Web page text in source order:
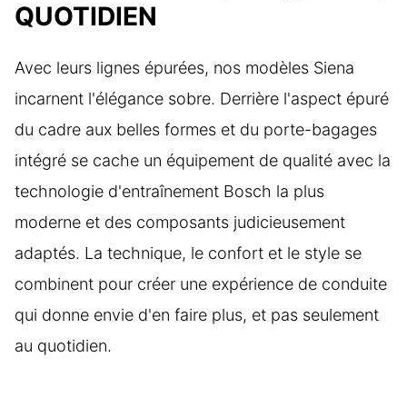
QUOTIDIEN
Avec leurs lignes épurées, nos modèles Siena
incarnent l'élégance sobre. Derrière l'aspect épuré
du cadre aux belles formes et du porte-bagages
intégré se cache un équipement de qualité avec la
technologie d'entraînement Bosch la plus
moderne et des composants judicieusement
adaptés. La technique, le confort et le style se
combinent pour créer une expérience de conduite
qui donne envie d'en faire plus, et pas seulement
au quotidien.